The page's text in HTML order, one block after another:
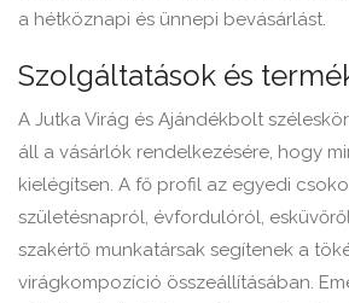
a hétköznapi és ünnepi bevásárlást.
Szolgáltatások és
A Jutka Virág és Ajándékbolt
áll a vásárlók rendelkezésére, hogy
kielégítsen. A fő profil az egyedi
születésnapról, évfordulóról,
szakértő munkatársak segítenek a
virágkompozíció összeállításában.